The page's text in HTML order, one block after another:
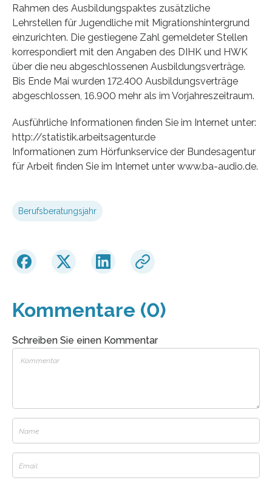
Rahmen des Ausbildungspaktes zusätzliche
Lehrstellen für Jugendliche mit Migrationshintergrund
einzurichten. Die gestiegene Zahl gemeldeter Stellen
korrespondiert mit den Angaben des DIHK und HWK
über die neu abgeschlossenen Ausbildungsverträge.
Bis Ende Mai wurden 172.400 Ausbildungsverträge
abgeschlossen, 16.900 mehr als im Vorjahreszeitraum.
Ausführliche Informationen finden Sie im Internet unter:
http://statistik.arbeitsagentur.de
Informationen zum Hörfunkservice der Bundesagentur
für Arbeit finden Sie im Internet unter www.ba-audio.de.
Berufsberatungsjahr
Kommentare (0)
Schreiben Sie einen Kommentar